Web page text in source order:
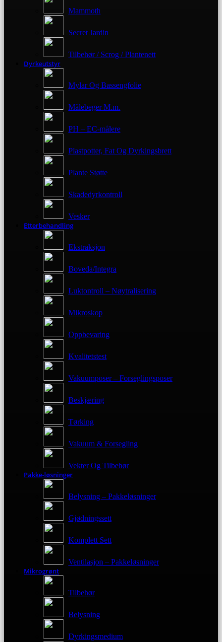
Mammoth
Secret Jardin
Tilbehør / Scrog / Plantenett
Dyrkeutstyr
Mylar Og Bassengfolie
Målebeger M.m.
PH – EC-målere
Plastpotter, Fat Og Dyrkingsbrett
Plante Støtte
Skadedyrkontroll
Vesker
Etterbehandling
Ekstraksjon
Boveda/Integra
Luktontroll – Nøytralisering
Mikroskop
Oppbevaring
Kvalitetstest
Vakuumposer – Forseglingsposer
Beskjæring
Tørking
Vakuum & Forsegling
Vekter Og Tilbehør
Pakke-løsninger
Belysning – Pakkeløsninger
Gjødningssett
Komplett Sett
Ventilasjon – Pakkeløsninger
Mikrogrønt
Tilbehør
Belysning
Dyrkingsmedium